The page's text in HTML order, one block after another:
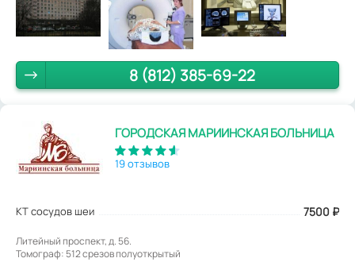
8 (812) 385-69-22
ГОРОДСКАЯ МАРИИНСКАЯ БОЛЬНИЦА
19 отзывов
КТ сосудов шеи 7500 ₽
Литейный проспект, д. 56.
Томограф: 512 срезов полуоткрытый